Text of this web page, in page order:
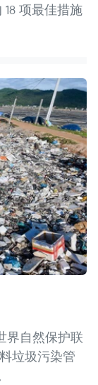
项最佳措施
界自然保护联
垃圾污染管